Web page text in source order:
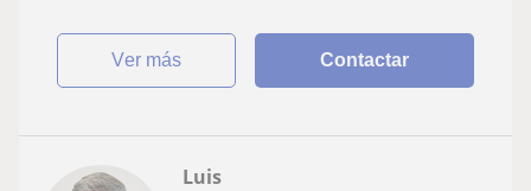
ver más Contactar
Luis